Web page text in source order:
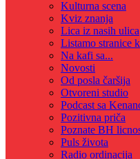
Kulturna scena
Kviz znanja
Lica iz nasih ulica
Listamo stranice
Na kafi sa...
Novosti
Od posla čaršija
Otvoreni studio
Podcast sa
Pozitivna priča
Poznate BH
Puls života
Radio ordinacija